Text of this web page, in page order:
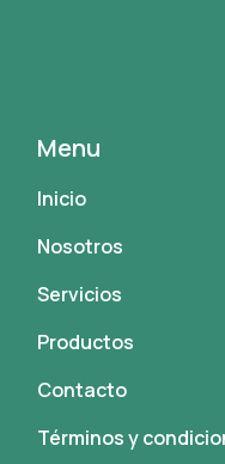
Menu
Inicio
Nosotros
Servicios
Productos
Contacto
Términos y